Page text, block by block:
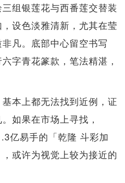
组银莲花与西番莲交替装
设色淡雅清新，尤其在莹
凡。底部中心留空书写
字青花篆款，笔法精湛，
本上都无法找到近例，证
如果在市场上寻找，
亿易手的「乾隆 斗彩加
或许为视觉上较为接近的